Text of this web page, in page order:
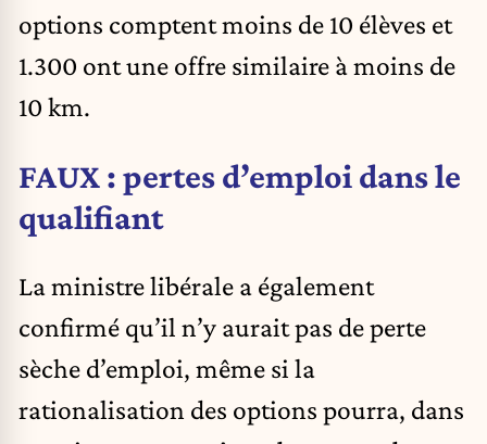
options comptent moins de 10 élèves et
1.300 ont une offre similaire à moins de
10 km.
FAUX : pertes d’emploi dans le
qualifiant
La ministre libérale a également
confirmé qu’il n’y aurait pas de perte
sèche d’emploi, même si la
rationalisation des options pourra, dans